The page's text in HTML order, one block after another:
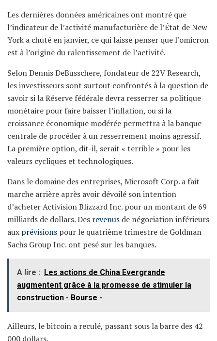
Les dernières données américaines ont montré que
l’indicateur de l’activité manufacturière de l’État de New
York a chuté en janvier, ce qui laisse penser que l’omicron
est à l’origine du ralentissement de l’activité.
Selon Dennis DeBusschere, fondateur de 22V Research,
les investisseurs sont surtout confrontés à la question de
savoir si la Réserve fédérale devra resserrer sa politique
monétaire pour faire baisser l’inflation, ou si la
croissance économique modérée permettra à la banque
centrale de procéder à un resserrement moins agressif.
La première option, dit-il, serait « terrible » pour les
valeurs cycliques et technologiques.
Dans le domaine des entreprises, Microsoft Corp. a fait
marche arrière après avoir dévoilé son intention
d’acheter Activision Blizzard Inc. pour un montant de 69
milliards de dollars. Des revenus de négociation inférieurs
aux prévisions pour le quatrième trimestre de Goldman
Sachs Group Inc. ont pesé sur les banques.
A lire : Les actions de China Evergrande
augmentent grâce à la promesse de stimuler la
construction - Bourse -
Ailleurs, le bitcoin a reculé, passant sous la barre des 42
000 dollars.